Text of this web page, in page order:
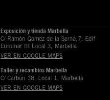
Exposición y tienda Marbella
C/ Ramón Gómez de la Serna,7, Edif
Euromar III Local 3, Marbella
VER EN GOOGLE MAPS
Taller y recambios Marbella
C/ Carbón 38, Local 1, Marbella
VER EN GOOGLE MAPS